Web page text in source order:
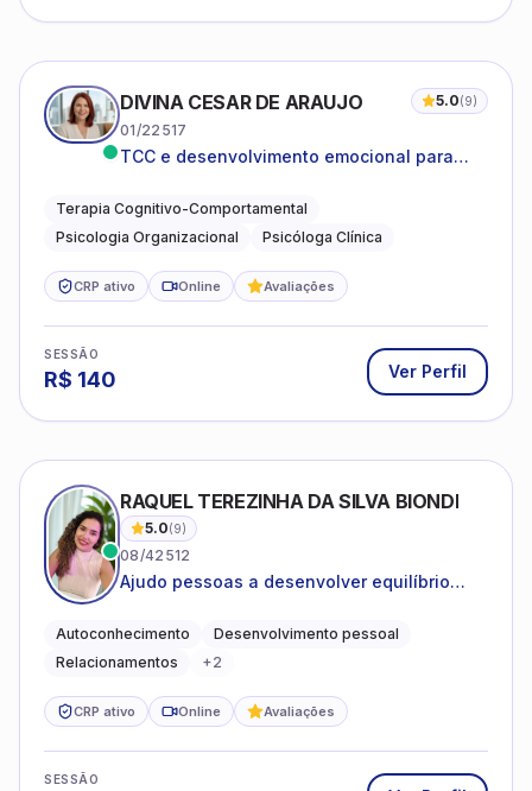
DIVINA CESAR DE ARAUJO 5.0(9)
01/22517
TCC e desenvolvimento emocional para
Terapia Cognitivo-Comportamental
Psicologia Organizacional
Psicóloga Clínica
CRP ativo Online Avaliações
SESSÃO
R$ 140 Ver Perfil
RAQUEL TEREZINHA DA SILVA BIONDI
5.0(9)
08/42512
Ajudo pessoas a desenvolver equilíbrio
Autoconhecimento
Desenvolvimento pessoal
Relacionamentos
+2
CRP ativo Online Avaliações
SESSÃO